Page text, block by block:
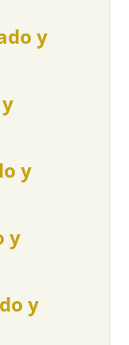
y
y
y
y